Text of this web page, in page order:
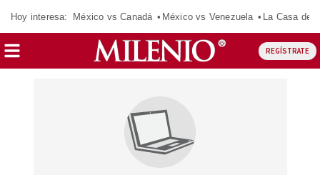
Hoy interesa: México vs Canadá México vs Venezuela La Casa de
REGÍSTRATE